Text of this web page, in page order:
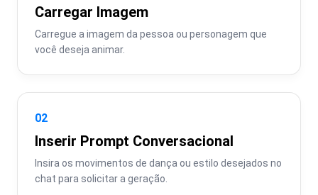
Carregar Imagem
Carregue a imagem da pessoa ou personagem que
você deseja animar.
02
Inserir Prompt Conversacional
Insira os movimentos de dança ou estilo desejados no
chat para solicitar a geração.